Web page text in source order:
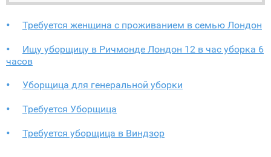
Требуется женщина с проживанием в семью Лондон
Ищу уборщицу в Ричмонде Лондон 12 в час уборка 6
часов
Уборщица для генеральной уборки
Требуется Уборщица
Требуется уборщица в Виндзор